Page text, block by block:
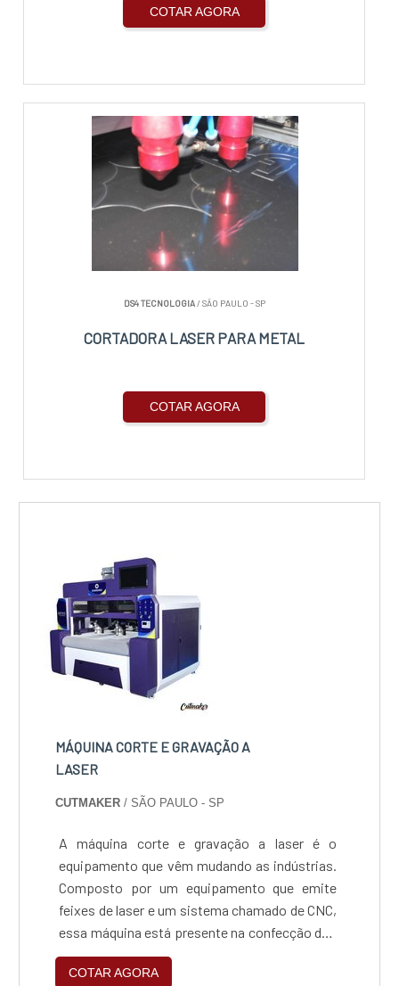
COTAR AGORA
DS4 TECNOLOGIA/ SÃO PAULO - SP
CORTADORA LASER PARA METAL
COTAR AGORA
MÁQUINA CORTE E GRAVAÇÃO A
LASER
CUTMAKER/ SÃO PAULO - SP
A máquina corte e gravação a laser é o
equipamento que vêm mudando as indústrias.
Composto por um equipamento que emite
feixes de laser e um sistema chamado de CNC,
essa máquina está presente na confecção dos
mais diversos itens do nosso dia-a-dia, tais
como: Peças de artesanato; Brindes;
COTAR AGORA